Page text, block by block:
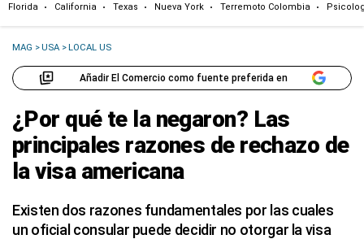
Florida California Texas Nueva York Terremoto Colombia
MAG >USA >LOCAL US
Añadir El Comercio como fuente preferida en
¿Por qué te la negaron? Las
principales razones de rechazo de
la visa americana
Existen dos razones fundamentales por las cuales
un oficial consular puede decidir no otorgar la visa